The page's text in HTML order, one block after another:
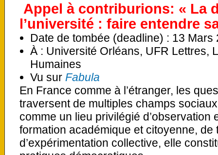
Appel à contriburions: « La
l’université : faire entendre
Date de tombée (deadline) : 13 Mars
À : Université Orléans, UFR Lettres,
Humaines
Vu sur Fabula
En France comme à l’étranger, les
traversent de multiples champs
comme un lieu privilégié d’observation
formation académique et citoyenne,
d’expérimentation collective, elle